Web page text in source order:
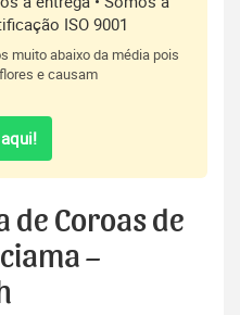
ISO 9001
muito abaixo da média pois
e causam
de Coroas de
–